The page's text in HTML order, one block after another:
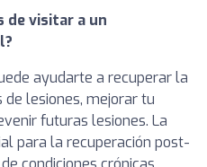
de visitar a un
ayudarte a recuperar la
lesiones, mejorar tu
futuras lesiones. La
para la recuperación post-